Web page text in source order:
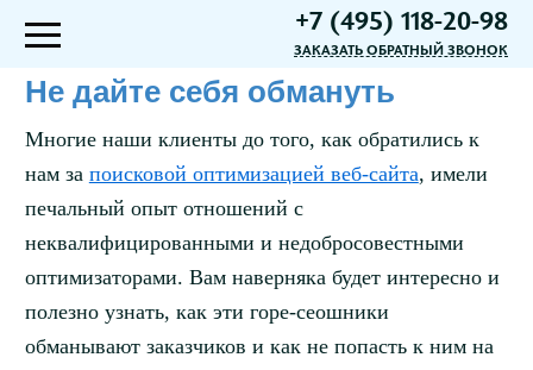
+7 (495) 118-20-98
ЗАКАЗАТЬ ОБРАТНЫЙ ЗВОНОК
Не дайте себя обмануть
Многие наши клиенты до того, как обратились к
нам за поисковой оптимизацией веб-сайта, имели
печальный опыт отношений с
неквалифицированными и недобросовестными
оптимизаторами. Вам наверняка будет интересно и
полезно узнать, как эти горе-сеошники
обманывают заказчиков и как не попасть к ним на